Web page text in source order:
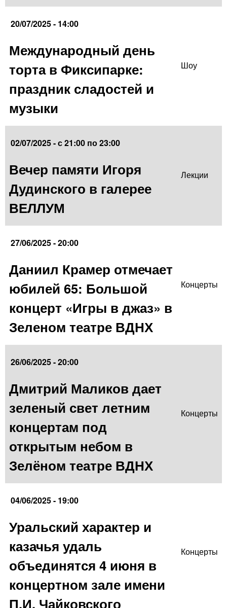
20/07/2025 - 14:00
Международный день
торта в Фиксипарке:
праздник сладостей и
музыки
Шоу
02/07/2025 -с21:00 по23:00
Вечер памяти Игоря
Дудинского в галерее
ВЕЛЛУМ
Лекции
27/06/2025 - 20:00
Даниил Крамер отмечает
юбилей 65: Большой
концерт «Игры в джаз» в
Зеленом театре ВДНХ
Концерты
26/06/2025 - 20:00
Дмитрий Маликов дает
зеленый свет летним
концертам под
открытым небом в
Зелёном театре ВДНХ
Концерты
04/06/2025 - 19:00
Уральский характер и
казачья удаль
объединятся 4 июня в
концертном зале имени
П.И. Чайковского
Концерты